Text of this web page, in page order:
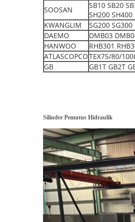
SOOSAN
SB10 SB20
SH200 SH400
KWANGLIM
SG200
DAEMO
DMB03
HANWOO
RHB301
ATLASCOPCOTEX75/80/
GB
GB1T GB2T
Silinder Pemutus Hidraulik